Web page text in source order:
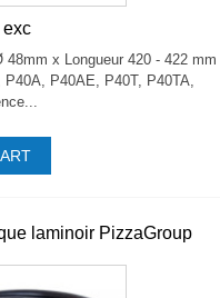
exc
x Longueur 420 - 422 mm
P40AE, P40T, P40TA,
laminoir PizzaGroup